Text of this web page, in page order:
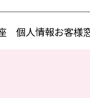
個人情報お客様窓